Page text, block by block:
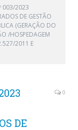
003/2023
DE GESTÃO
(GERAÇÃO DO
/HOSPEDAGEM
2011 E
DE
0